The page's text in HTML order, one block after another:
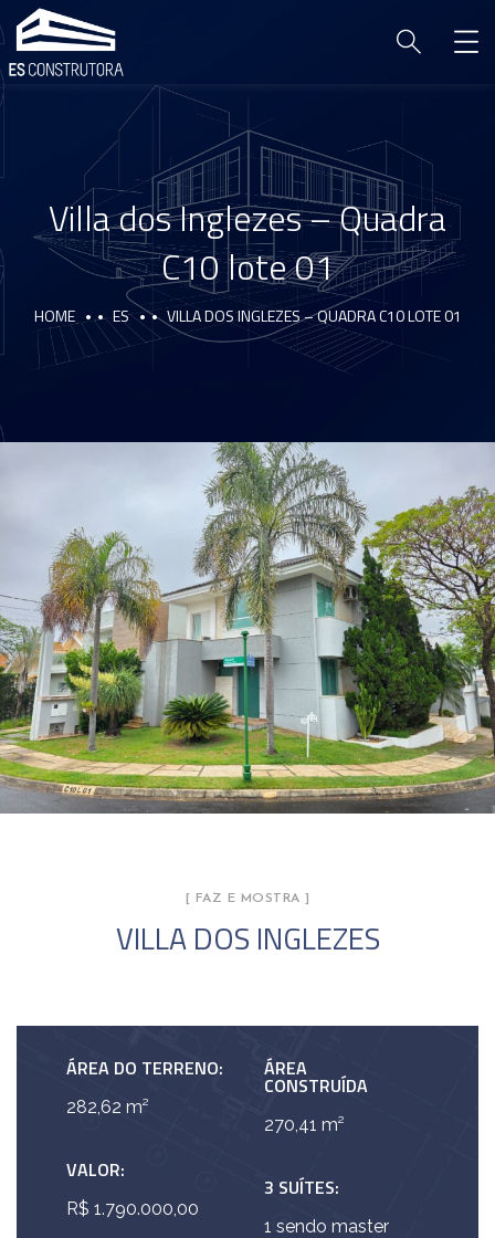
Villa dos Inglezes – Quadra
C10 lote 01
HOME ES VILLA DOS INGLEZES – QUADRA C10 LOTE 01
[ FAZ E MOSTRA ]
VILLA DOS INGLEZES
ÁREA DO TERRENO:
282,62 m²
VALOR:
R$ 1.790.000,00
ÁREA
CONSTRUÍDA
270,41 m²
3 SUÍTES:
1 sendo master